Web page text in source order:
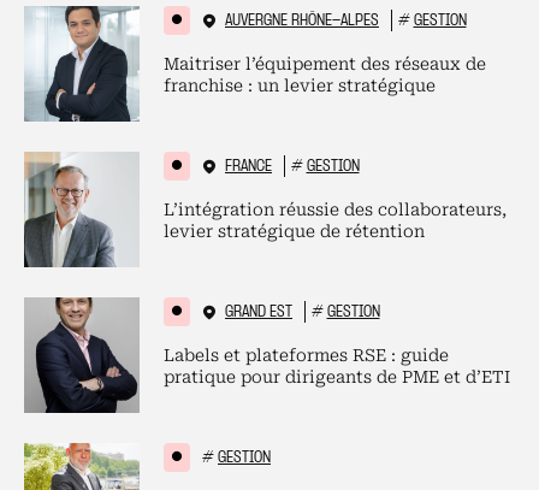
AUVERGNE RHÔNE-ALPES # GESTION
Maitriser l’équipement des réseaux de
franchise : un levier stratégique
FRANCE # GESTION
L’intégration réussie des collaborateurs,
levier stratégique de rétention
GRAND EST # GESTION
Labels et plateformes RSE : guide
pratique pour dirigeants de PME et d’ETI
# GESTION